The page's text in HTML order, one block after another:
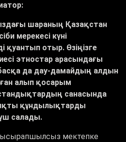
шараның Қазақстан
мерекесі күні
қуантып отыр. Өзіңізге
этностар арасындағы
да дау-дамайдың алдын
алып қосарым
санасында
құндылықтарды
салады.
ысырапшылсыз мектепке